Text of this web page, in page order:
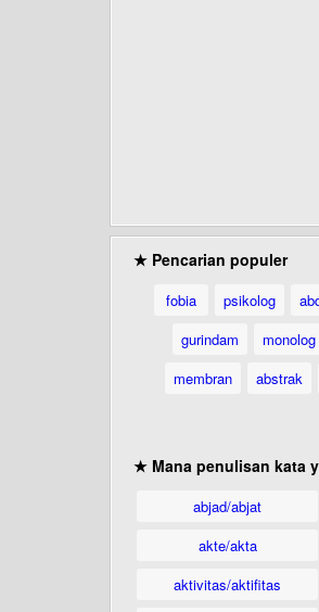
★ Pencarian populer
fobia psikolog
gurindam
monolog
membran
abstrak
★ Mana penulisan kata
abjad/abjat
akte/akta
aktivitas/aktifitas